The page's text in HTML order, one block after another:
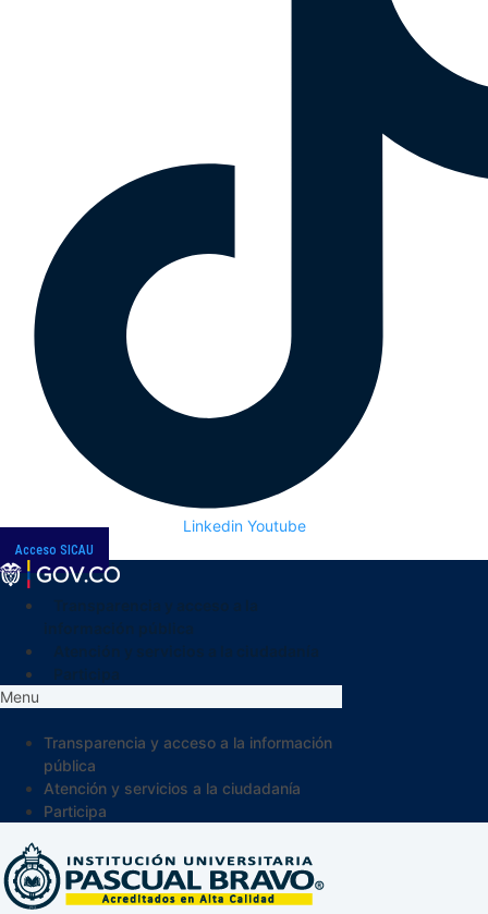
Linkedin Youtube
Acceso SICAU
Menu
Transparencia y acceso a la información
pública
Atención y servicios a la ciudadanía
Participa